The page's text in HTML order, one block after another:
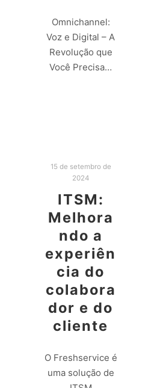
Omnichannel:
Voz e Digital – A
Revolução que
Você Precisa…
15 de setembro de
2024
ITSM:
Melhora
ndo a
experiên
cia do
colabora
dor e do
cliente
O Freshservice é
uma solução de